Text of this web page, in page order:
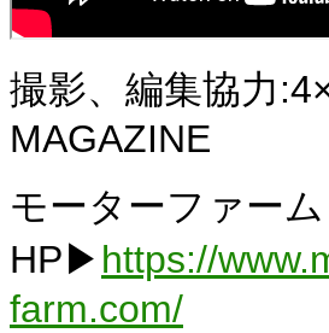
撮影、編集協力
MAGAZINE
モーターファーム
HP▶ https://
farm.com/